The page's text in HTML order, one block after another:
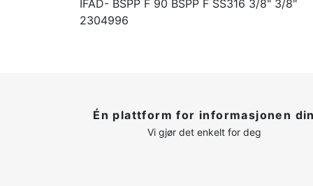
IFAD- BSPP F 90 BSPP F SS316 3/8" 3/8"
2304996
Én plattform for informasjonen
Vi gjør det enkelt for deg